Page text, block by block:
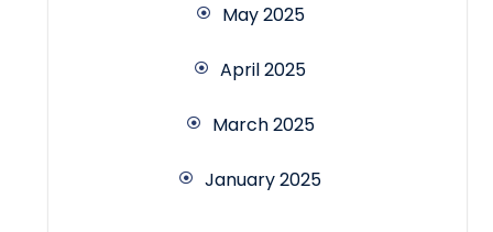
May 2025
April 2025
March 2025
January 2025